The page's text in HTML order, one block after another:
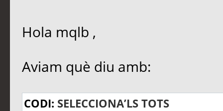
Hola mqlb ,
Aviam què diu amb:
CODI: SELECCIONA’LS TOTS